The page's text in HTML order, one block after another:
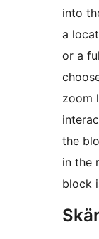
into
a
or a
zoom
the
in the
block